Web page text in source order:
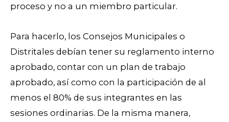
proceso y no a un miembro particular.
Para hacerlo, los Consejos Municipales o
Distritales debían tener su reglamento interno
aprobado, contar con un plan de trabajo
aprobado, así como con la participación de al
menos el 80% de sus integrantes en las
sesiones ordinarias. De la misma manera,